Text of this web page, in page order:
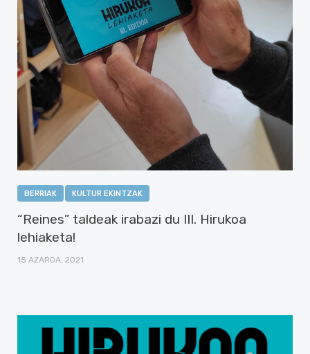
BERRIAK KULTUR EKINTZAK
“Reines” taldeak irabazi du III. Hirukoa
lehiaketa!
15 AZAROA, 2021